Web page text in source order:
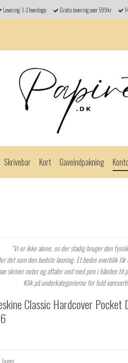
Levering: 1-3 hverdage Gratis levering over 599kr
Skrivebar Kort Gaveindpakning
“Vi er ikke alene, os der stadig bruger den
det som den bedste løsning. Et bedre overblik
skriver noter og aftaler ned med pen i hånden til
Klik på underkategorierne for fuld
Classic Hardcover Pocket
lager